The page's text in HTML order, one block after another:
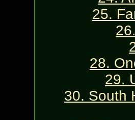
25.
28.
29.
30. South